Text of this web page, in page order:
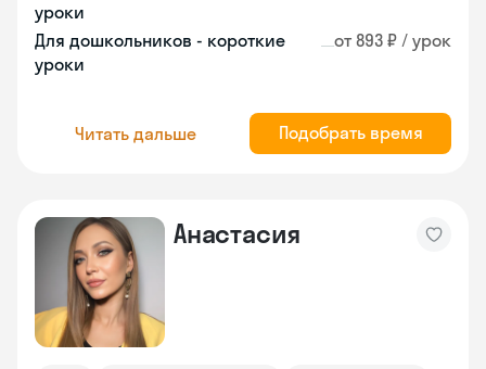
уроки
Для дошкольников - короткие
уроки
от 893 ₽ / урок
Читать дальше Подобрать время
Анастасия